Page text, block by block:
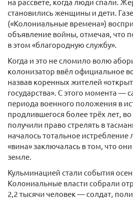
становились женщины и дети.
(«Колониальные времена»)
объявление войны, отмечая, что
в этом «благородную службу».
Когда и это не сломило волю
колонизатор ввёл официальное
назвав коренных жителей
государства». С этого момента —
периода военного положения в
продлившегося более трёх лет,
получили право стрелять в
началось тотальное истребление
«вина» заключалась в том, что
земле.
Кульминацией стали события
Колониальные власти собрали
2,2 тысячи человек — солдат,